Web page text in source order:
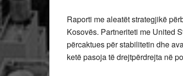
Raporti me aleatët strategjikë
Kosovës. Partneriteti me United
përcaktues për stabilitetin dhe
ketë pasoja të drejtpërdrejta në